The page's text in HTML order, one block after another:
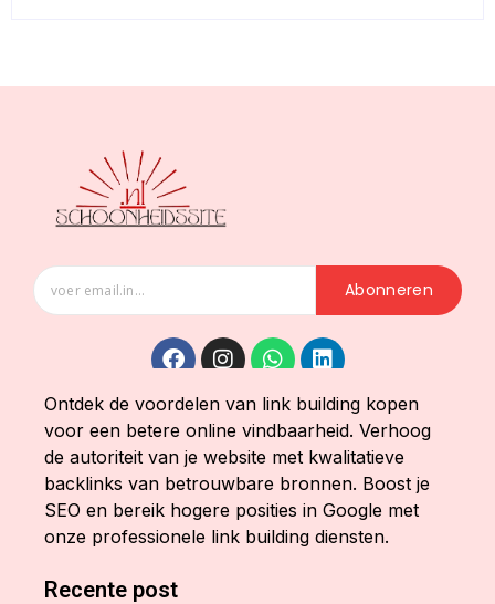
Abonneren
Ontdek de voordelen van link building kopen
voor een betere online vindbaarheid. Verhoog
de autoriteit van je website met kwalitatieve
backlinks van betrouwbare bronnen. Boost je
SEO en bereik hogere posities in Google met
onze professionele link building diensten.
Recente post